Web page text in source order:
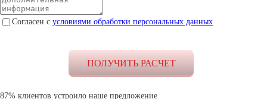
Согласен с условиями обработки персональных данных
87% клиентов устроило наше предложение